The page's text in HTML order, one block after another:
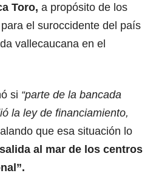
Toro, a propósito de los
el suroccidente del país
vallecaucana en el
si “parte de la bancada
la ley de financiamiento,
que esa situación lo
al mar de los centros